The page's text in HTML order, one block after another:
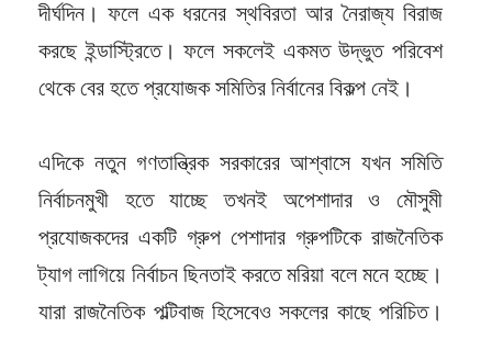
দীর্ঘদিন। ফলে এক ধরনের স্থবিরতা আর নৈরাজ্য বিরাজ
করছে ইন্ডাস্ট্রিতে। ফলে সকলেই একমত উদ্ভুত পরিবেশ
থেকে বের হতে প্রযোজক সমিতির নির্বানের বিকল্প নেই।
এদিকে নতুন গণতান্ত্রিক সরকারের আশ্বাসে যখন সমিতি
নির্বাচনমুখী হতে যাচ্ছে তখনই অপেশাদার ও মৌসুমী
প্রযোজকদের একটি গ্রুপ পেশাদার গ্রুপটিকে রাজনৈতিক
ট্যাগ লাগিয়ে নির্বাচন ছিনতাই করতে মরিয়া বলে মনে হচ্ছে।
যারা রাজনৈতিক পল্টিবাজ হিসেবেও সকলের কাছে পরিচিত।